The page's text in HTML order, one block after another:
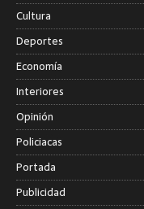
Cultura
Deportes
Economía
Interiores
Opinión
Policiacas
Portada
Publicidad